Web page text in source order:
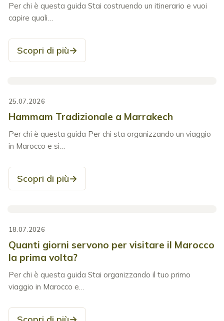
Per chi è questa guida Stai costruendo un itinerario e vuoi
capire quali…
Scopri di più→
25.07.2026
Hammam Tradizionale a Marrakech
Per chi è questa guida Per chi sta organizzando un viaggio
in Marocco e si…
Scopri di più→
18.07.2026
Quanti giorni servono per visitare il Marocco
la prima volta?
Per chi è questa guida Stai organizzando il tuo primo
viaggio in Marocco e…